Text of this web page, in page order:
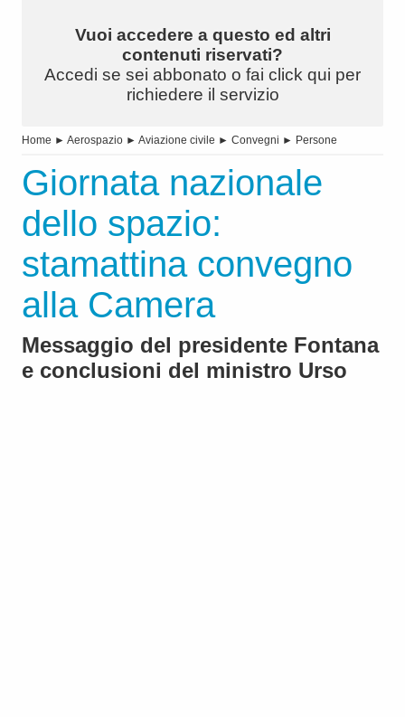
Vuoi accedere a questo ed altri
contenuti riservati?
Accedi se sei abbonato o fai click qui per
richiedere il servizio
Home ► Aerospazio ► Aviazione civile ► Convegni ► Persone
Giornata nazionale
dello spazio:
stamattina convegno
alla Camera
Messaggio del presidente Fontana
e conclusioni del ministro Urso